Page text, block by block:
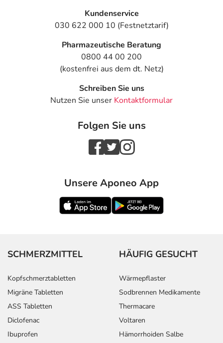
Kundenservice
030 622 000 10 (Festnetztarif)
Pharmazeutische Beratung
0800 44 00 200
(kostenfrei aus dem dt. Netz)
Schreiben Sie uns
Nutzen Sie unser Kontaktformular
Folgen Sie uns
Unsere Aponeo App
SCHMERZMITTEL
Kopfschmerztabletten
Migräne Tabletten
ASS Tabletten
Diclofenac
Ibuprofen
HÄUFIG GESUCHT
Wärmepflaster
Sodbrennen Medikamente
Thermacare
Voltaren
Hämorrhoiden Salbe